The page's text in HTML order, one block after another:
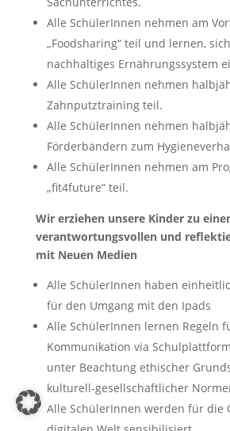
Alle SchülerInnen nehmen am
„Foodsharing“ teil und lernen,
nachhaltiges Ernährungssystem
Alle SchülerInnen nehmen
Zahnputztraining teil.
Alle SchülerInnen nehmen
Förderbändern zum
Alle SchülerInnen nehmen am
„fit4future“ teil.
Wir erziehen unsere Kinder zu
verantwortungsvollen und
mit Neuen Medien
Alle SchülerInnen haben
für den Umgang mit den Ipads
Alle SchülerInnen lernen Regeln
Kommunikation via
unter Beachtung ethischer
kulturell-gesellschaftlicher
Alle SchülerInnen werden für die